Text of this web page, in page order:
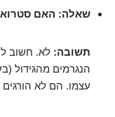
שאלה: האם
תשובה: לא. חשוב
הנגרמים מהגידול
עצמו. הם לא